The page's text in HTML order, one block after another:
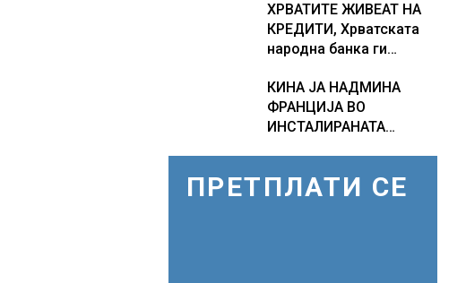
ЕНЕРГЕТСКИ СИСТЕМ,
како Бугарија стана
балкански шампион во
од батерии
ХРВАТИТЕ ЖИВЕАТ НА
КРЕДИТИ, Хрватската
народна банка ги
кредитирање и
предупредува на
зголемени ризици во
КИНА ЈА НАДМИНА
ФРАНЦИЈА ВО
ИНСТАЛИРАНАТА
ЦЕНТРАЛИ
ПРЕТПЛАТИ СЕ